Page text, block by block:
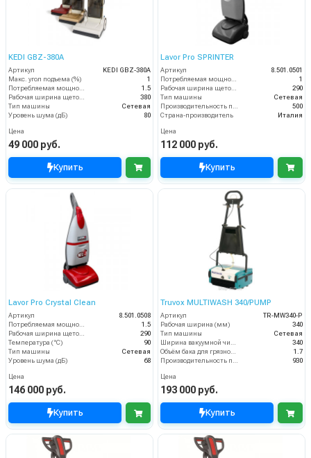
KEDI GBZ-380A
Артикул
KEDI GBZ-380A
Макс. угол подъема (%)
1
1.5
380
Тип машины
Сетевая
Уровень шума (дБ)
80
Цена
49 000 руб.
Купить
Lavor Pro SPRINTER
Артикул
8.501.0501
1
290
Тип машины
Сетевая
500
Страна-производитель
Италия
Цена
112 000 руб.
Купить
Lavor Pro Crystal Clean
Артикул
8.501.0508
Потребляемая мощность (кВт)
1.5
Рабочая ширина щеток (мм)
290
Температура (°C)
90
Тип машины
Сетевая
Уровень шума (дБ)
68
Цена
146 000 руб.
Купить
Truvox MULTIWASH 340/PUMP
Артикул
TR-MW340-P
Рабочая ширина (мм)
340
Тип машины
Сетевая
Ширина вакуумной чистки (мм)
340
Объём бака для грязной воды (пыли) (л)
1.7
Производительность по площади (м2/ч)
930
Цена
193 000 руб.
Купить